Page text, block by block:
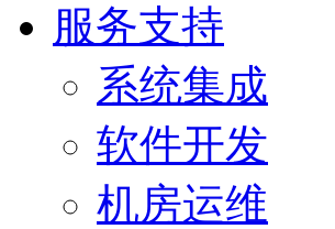
服务支持
系统集成
软件开发
机房运维